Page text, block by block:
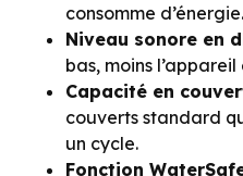
consomme d’énergie.
Niveau sonore en
bas, moins
Capacité en
couverts standard
un cycle.
Fonction